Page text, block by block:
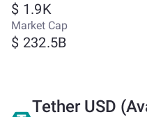
$ 1.9K
Market Cap
$ 232.5B
Tether USD